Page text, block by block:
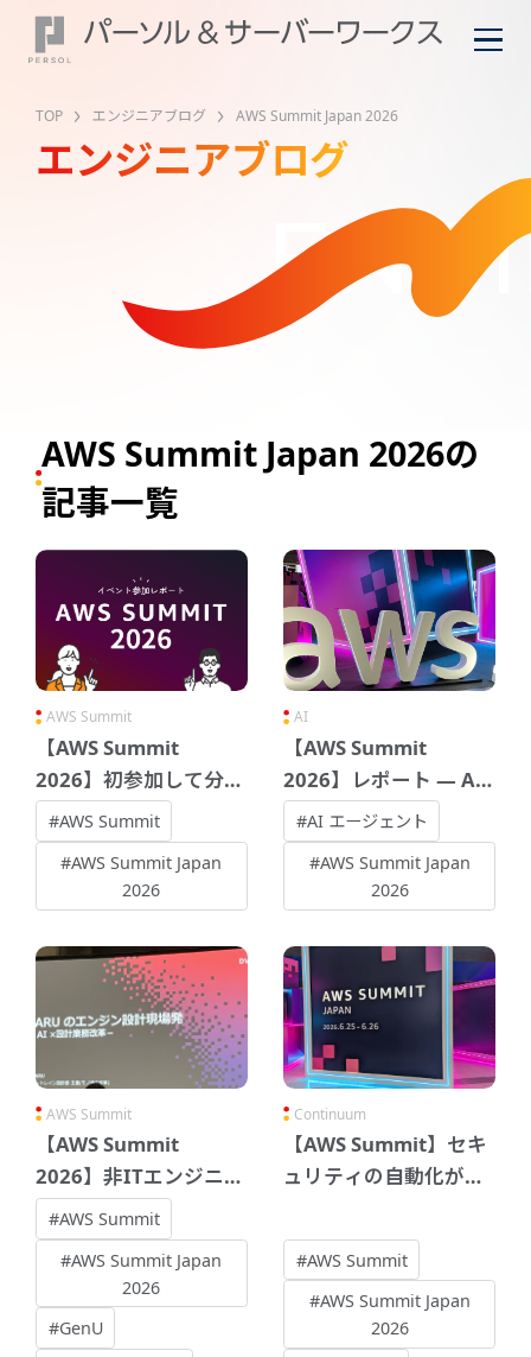
TOP エンジニアブログ AWS Summit Japan 2026
エンジニアブログ
AWS Summit Japan 2026の
記事一覧
AWS Summit
【AWS Summit
2026】初参加して分か
った！来年参加する人
に伝えたい10のポイン
#AWS Summit
#AWS Summit Japan
2026
AI
【AWS Summit
2026】レポート ― AI
エージェント時代のこ
れから
#AI エージェント
#AWS Summit Japan
2026
AWS Summit
【AWS Summit
2026】非ITエンジニア
がAIアプリのリリース
をしたセッションの感
#AWS Summit
#AWS Summit Japan
2026
#GenU
Continuum
【AWS Summit】セキ
ュリティの自動化が次
Continuumとは
#AWS Summit
#AWS Summit Japan
2026